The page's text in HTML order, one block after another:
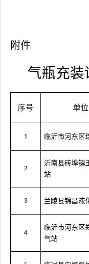
附件
气瓶充装
序号 单
1 临沂市河东区
2
沂南县砖埠镇
站
3 兰陵县锦昌液
4
临沂市河东区
气站